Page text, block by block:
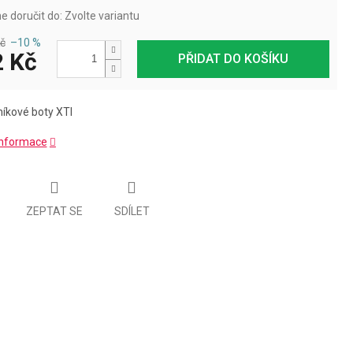
doručit do: Zvolte variantu
PŘIDAT DO KOŠÍKU
–10 %
Kč
boty XTI
ZEPTAT SE SDÍLET